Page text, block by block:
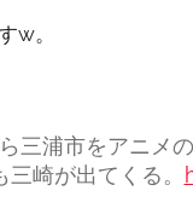
w。
浦市をアニメ
崎が出てくる。